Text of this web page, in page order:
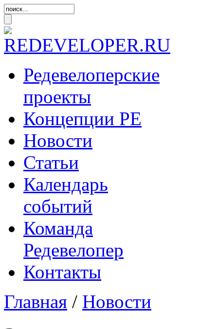
Редевелоперские
проекты
Концепции РЕ
Новости
Статьи
Календарь
событий
Команда
Редевелопер
Контакты
Главная / Новости